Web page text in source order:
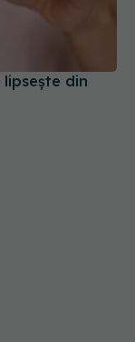
din